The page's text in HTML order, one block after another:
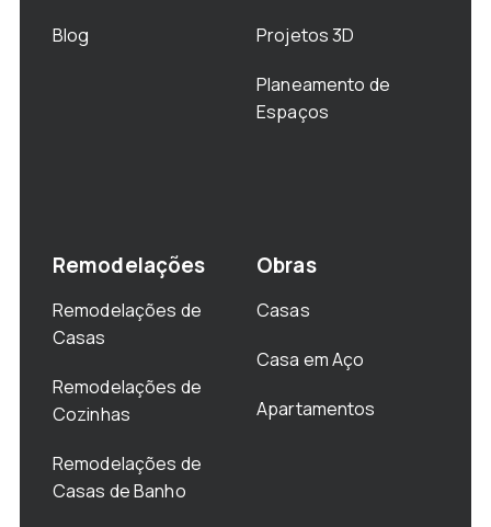
Blog Projetos 3D
Planeamento de
Espaços
Remodelações
Remodelações de
Casas
Remodelações de
Cozinhas
Remodelações de
Casas de Banho
Obras
Casas
Casa em Aço
Apartamentos